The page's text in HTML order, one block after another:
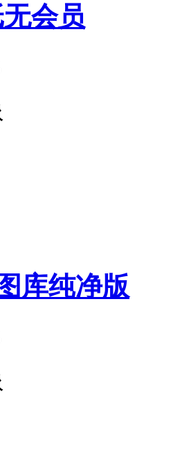
会员
库纯净版